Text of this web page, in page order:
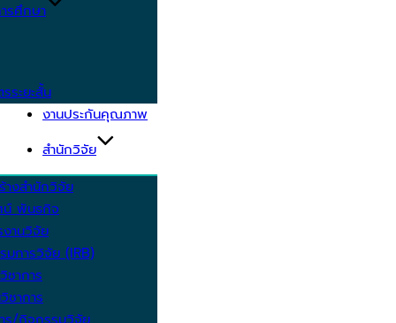
รศึกษา
ระยะสั้น
งานประกันคุณภาพ
สำนักวิจัย
างสำนักวิจัย
น์ พันธกิจ
งานวิจัย
มการวิจัย (IRB)
ชาการ
ชาการ